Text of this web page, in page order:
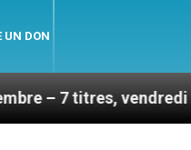
UN DON
7 août 2026